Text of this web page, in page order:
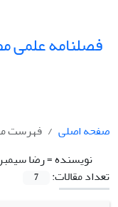
فصلنامه علمی
صفحه اصلی
فهرست
نویسنده =رضا
تعداد مقالات:
7